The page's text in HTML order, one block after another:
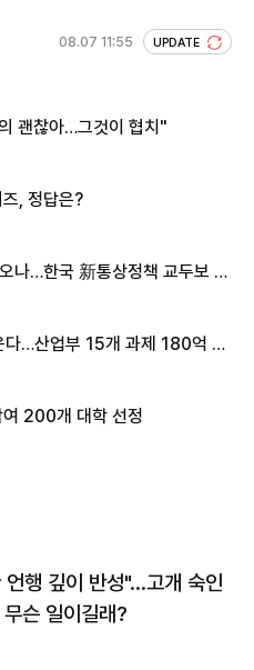
08.07 11:55 UPDATE
괜찮아…그것이 협치"
, 정답은?
나…한국 新통상정책 교두보 활
다…산업부 15개 과제 180억 지
200개 대학 선정
언행 깊이 반성"…고개 숙인
슨 일이길래?